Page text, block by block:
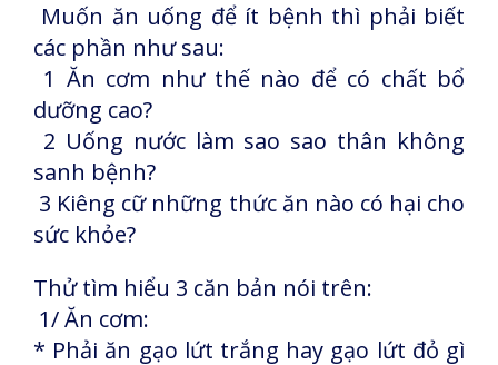
Muốn ăn uống để ít bệnh thì phải biết
các phần như sau:
1 Ăn cơm như thế nào để có chất bổ
dưỡng cao?
2 Uống nước làm sao sao thân không
sanh bệnh?
3 Kiêng cữ những thức ăn nào có hại cho
sức khỏe?
Thử tìm hiểu 3 căn bản nói trên:
1/ Ăn cơm:
* Phải ăn gạo lứt trắng hay gạo lứt đỏ gì